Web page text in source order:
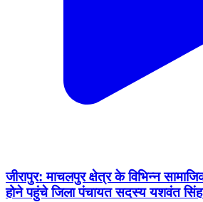
जीरापुर: माचलपुर क्षेत्र के विभिन्न
होने पहुंचे जिला पंचायत सदस्य यशवंत सिंह